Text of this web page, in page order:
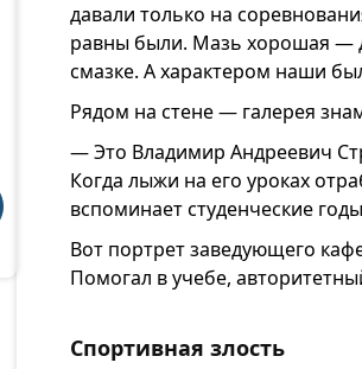
давали только на
равны были. Мазь хорошая —
смазке. А характером наши
Рядом на стене — галерея
— Это Владимир Андреевич
Когда лыжи на его уроках
вспоминает студенческие
Вот портрет заведующего
Помогал в учебе,
Спортивная злость